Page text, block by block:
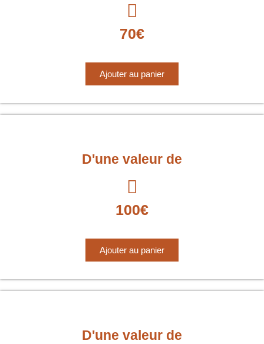
70€
Ajouter au panier
D'une valeur de
100€
Ajouter au panier
D'une valeur de